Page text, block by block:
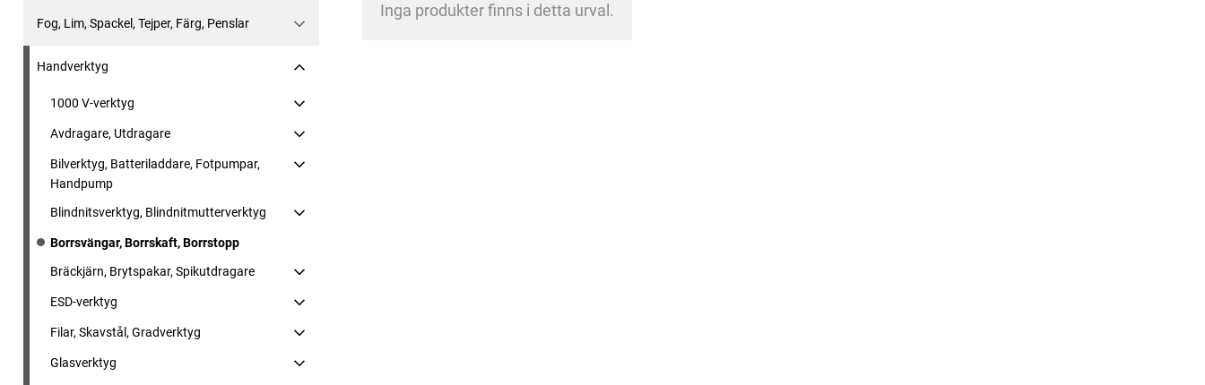
Fog, Lim, Spackel, Tejper, Färg, Penslar
Handverktyg
1000 V-verktyg
Avdragare, Utdragare
Bilverktyg, Batteriladdare, Fotpumpar,
Handpump
Blindnitsverktyg, Blindnitmutterverktyg
Borrsvängar, Borrskaft, Borrstopp
Bräckjärn, Brytspakar, Spikutdragare
ESD-verktyg
Filar, Skavstål, Gradverktyg
Glasverktyg
Inga produkter finns i detta urval.